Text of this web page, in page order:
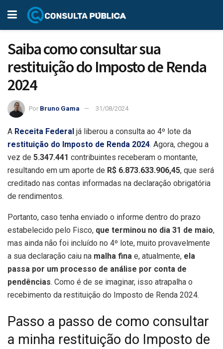
Saiba como consultar sua
restituição do Imposto de Renda
2024
Por Bruno Gama 31/08/2024
A Receita Federal já liberou a consulta ao 4º lote da
restituição do Imposto de Renda 2024. Agora, chegou a
vez de 5.347.441 contribuintes receberam o montante,
resultando em um aporte de R$ 6.873.633.906,45, que será
creditado nas contas informadas na declaração obrigatória
de rendimentos.
Portanto, caso tenha enviado o informe dentro do prazo
estabelecido pelo Fisco, que terminou no dia 31 de maio,
mas ainda não foi incluído no 4º lote, muito provavelmente
a sua declaração caiu na malha fina e, atualmente, ela
passa por um processo de análise por conta de
pendências. Como é de se imaginar, isso atrapalha o
recebimento da restituição do Imposto de Renda 2024.
Passo a passo de como consultar
a minha restituição do Imposto de